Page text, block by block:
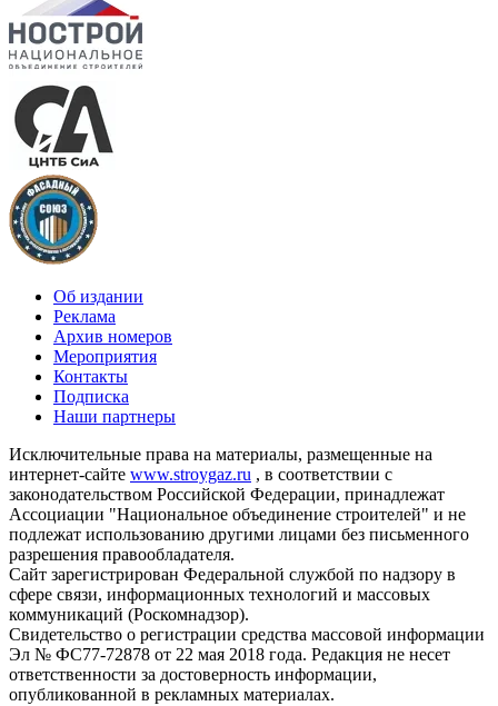
Об издании
Реклама
Архив номеров
Мероприятия
Контакты
Подписка
Наши партнеры
Исключительные права на материалы, размещенные на
интернет-сайте www.stroygaz.ru , в соответствии с
законодательством Российской Федерации, принадлежат
Ассоциации "Национальное объединение строителей" и не
подлежат использованию другими лицами без письменного
разрешения правообладателя.
Сайт зарегистрирован Федеральной службой по надзору в
сфере связи, информационных технологий и массовых
коммуникаций (Роскомнадзор).
Свидетельство о регистрации средства массовой информации
Эл № ФС77-72878 от 22 мая 2018 года. Редакция не несет
ответственности за достоверность информации,
опубликованной в рекламных материалах.